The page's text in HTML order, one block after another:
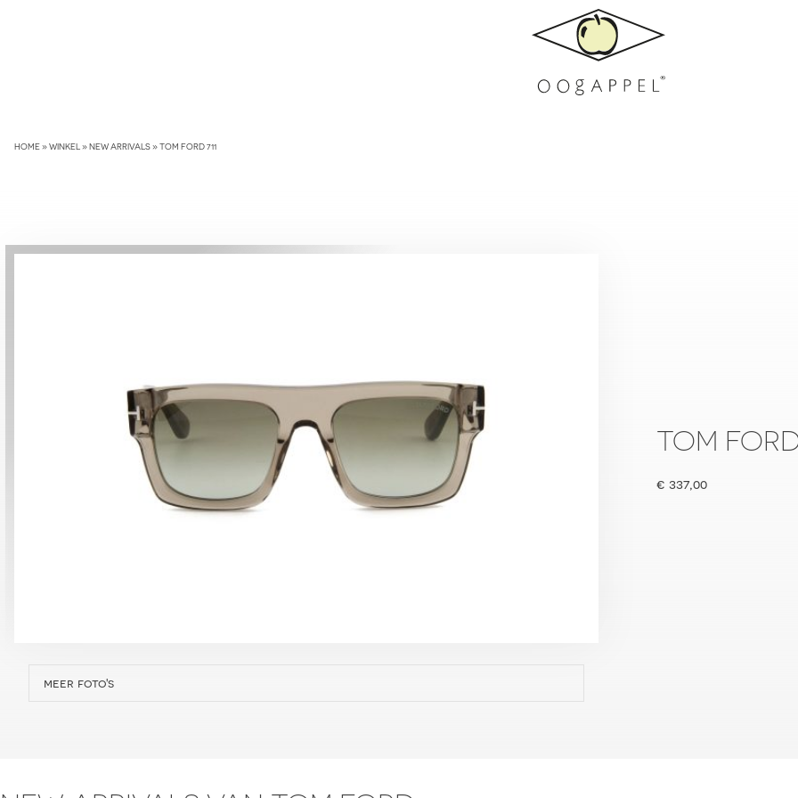
HOME»WINKEL »NEW ARRIVALS»TOM FORD 711
meer foto's
TOM FORD
€ 337,00